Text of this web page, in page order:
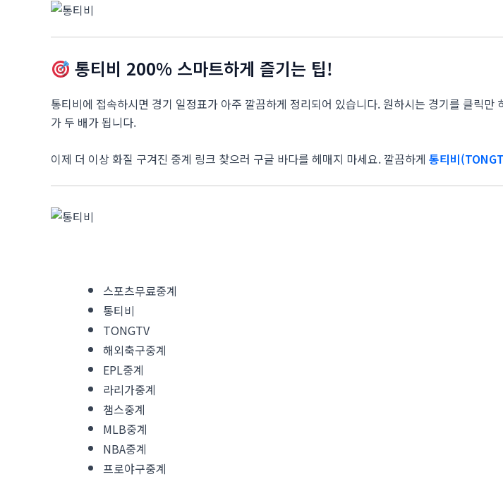
통티비 200% 스마트하게 즐기는 팁!
통티비에 접속하시면 경기 일정표가 아주 깔끔하게 정리되어 있습니다. 원하시는 경기를 클릭
가 두 배가 됩니다.
이제 더 이상 화질 구겨진 중계 링크 찾으러 구글 바다를 헤매지 마세요. 깔끔하게 통티비
스포츠무료중계
통티비
TONGTV
해외축구중계
EPL중계
라리가중계
챔스중계
MLB중계
NBA중계
프로야구중계